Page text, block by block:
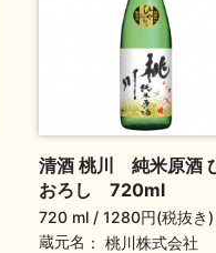
清酒 桃川 純米原酒
おろし 720ml
720 ml
1280円(税抜き)
蔵元名
桃川株式会社